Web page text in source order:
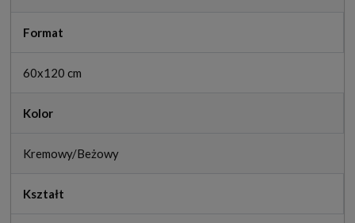
Format
60x120 cm
Kolor
Kremowy/Beżowy
Kształt